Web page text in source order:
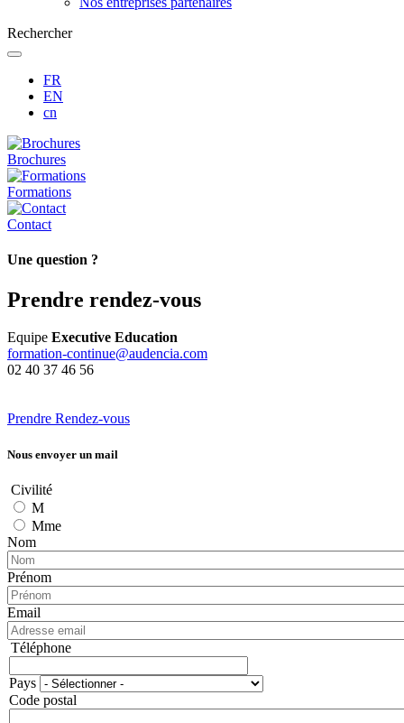
Rechercher
FR
EN
cn
Brochures
Formations
Contact
Une question ?
Prendre rendez-vous
Equipe Executive Education
formation-continue@audencia.com
02 40 37 46 56
Prendre Rendez-vous
Nous envoyer un mail
Civilité
M
Mme
Nom
Prénom
Email
Téléphone
Adresse
Pays
Code postal